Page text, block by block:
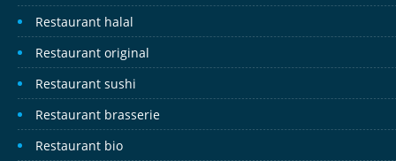
Restaurant halal
Restaurant original
Restaurant sushi
Restaurant brasserie
Restaurant bio